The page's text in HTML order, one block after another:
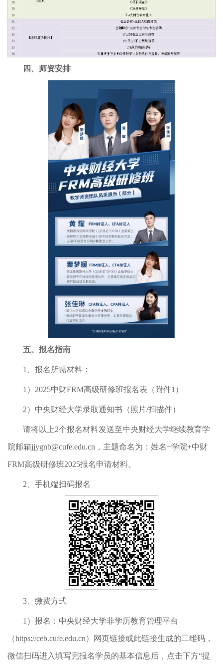
四、师资安排
五、报名指南
1、报名所需材料：
1）2025中财FRM高级研修班报名表（附件1）
2）中央财经大学录取通知书（照片/扫描件）
请将以上2个报名材料发送至中央财经大学继续教育学
院邮箱jjygnb@cufe.edu.cn，主题命名为：姓名+学院+中财
FRM高级研修班2025报名申请材料。
2、手机端扫码报名
3、缴费方式
1）报名：中央财经大学非学历教育管理平台
（https://ceb.cufe.edu.cn）网页链接或此链接生成的二维码，
微信扫码进入填写完报名学员的基本信息后，点击下方“提